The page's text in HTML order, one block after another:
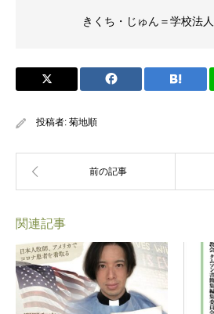
きくち・じゅん＝学校法
投稿者: 菊地順
関連記事